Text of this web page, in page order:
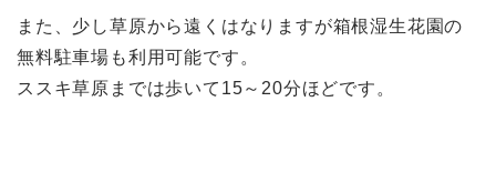
また、少し草原から遠くはなりますが箱根湿生花園の
無料駐車場も利用可能です。
ススキ草原までは歩いて15～20分ほどです。